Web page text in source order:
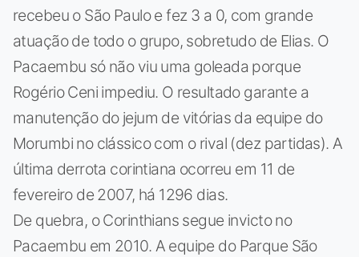
recebeu o São Paulo e fez 3 a 0, com grande
atuação de todo o grupo, sobretudo de Elias. O
Pacaembu só não viu uma goleada porque
Rogério Ceni impediu. O resultado garante a
manutenção do jejum de vitórias da equipe do
Morumbi no clássico com o rival (dez partidas). A
última derrota corintiana ocorreu em 11 de
fevereiro de 2007, há 1296 dias.
De quebra, o Corinthians segue invicto no
Pacaembu em 2010. A equipe do Parque São